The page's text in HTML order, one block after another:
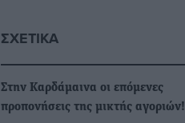
ΣΧΕΤΙΚΆ
Στην Καρδάμαινα οι επόμενες
προπονήσεις της μικτής αγοριών!